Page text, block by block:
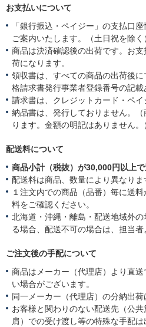
お支払いについて
「銀行振込・ペイジー」の支払口
ご案内いたします。（土日祝を除く
商品は決済確認後の出荷です。お
荷になります。
領収書は、すべての商品の出荷後
格請求書発行事業者登録番号の記載
請求書は、クレジットカード・ペ
納品書は、発行しておりません。
ります。金額の明記はありません。
配送料について
商品小計（税抜）が30,000円以上
配送料は商品、数量により異なり
１注文内での商品（品番）毎に送
料をご確認ください。
北海道・沖縄・離島・配送地域外
る場合、配送不可の場合は、担当
ご注文後の手配について
商品はメーカー（代理店）より直
い場合がございます。
同一メーカー（代理店）の分納出
お客様と関わりのない配送先（公
肩）での受け渡し等の特殊な手配は